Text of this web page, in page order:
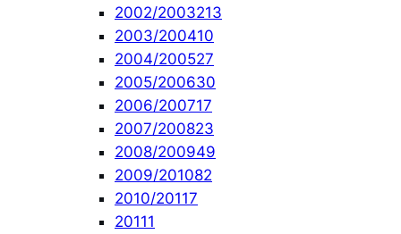
2002/2003213
2003/200410
2004/200527
2005/200630
2006/200717
2007/200823
2008/200949
2009/201082
2010/20117
20111